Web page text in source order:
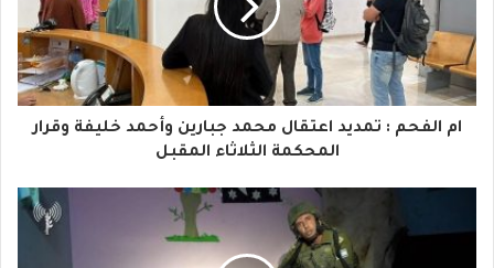
د
ك
ا
إ
ام الفحم : تمديد اعتقال محمد جبارين وأحمد خليفة وقرار
المحكمة الثلاثاء المقبل